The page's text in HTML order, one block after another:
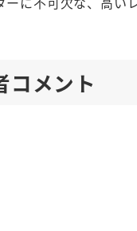
コメント